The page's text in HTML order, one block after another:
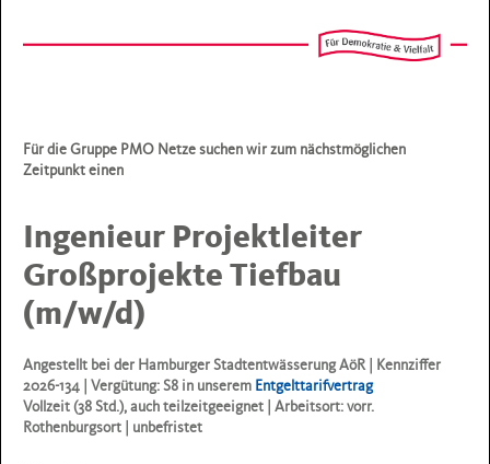
Für die Gruppe PMO Netze suchen wir zum nächstmöglichen
Zeitpunkt einen
Ingenieur Projektleiter
Großprojekte Tiefbau
(m/w/d)
Angestellt bei der Hamburger Stadtentwässerung AöR | Kennziffer
2026-134 | Vergütung: S8 in unserem Entgelttarifvertrag
Vollzeit (38 Std.), auch teilzeitgeeignet | Arbeitsort: vorr.
Rothenburgsort | unbefristet